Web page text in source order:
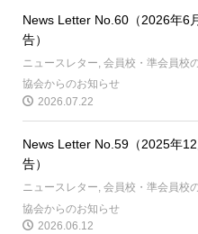
News Letter No.60（2026年6
告）
ニュースレター 会員校・準会員校
協会からのお知らせ
2026.07.22
News Letter No.59（2025年
告）
ニュースレター, 会員校・準会員校
協会からのお知らせ
2026.06.12